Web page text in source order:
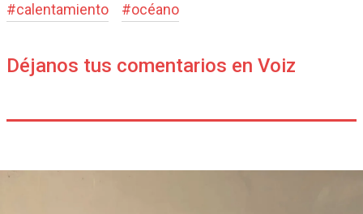
#calentamiento #océano
Déjanos tus comentarios en Voiz